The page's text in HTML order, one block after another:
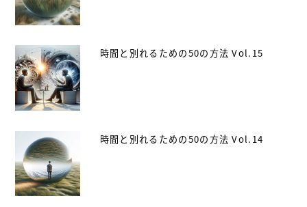
時間と別れるための50の方法 Vol.15
時間と別れるための50の方法 Vol.14